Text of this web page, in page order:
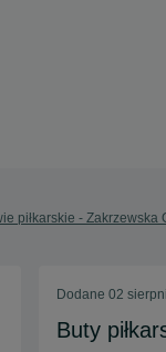
piłkarskie - Zakrzewska
Dodane 02
Buty